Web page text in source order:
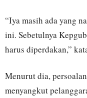
“Iya masih ada yang
ini. Sebetulnya
harus diperdakan,”
Menurut dia,
menyangkut